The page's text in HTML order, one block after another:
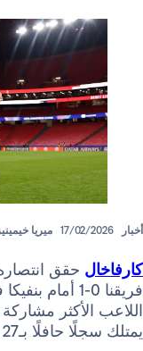
17/ ميريا خيمينيز المصور
انتصاره رقم 300 مع
فريقنا 0-1 أمام بنفيكا في
بـ27 لقبًا.